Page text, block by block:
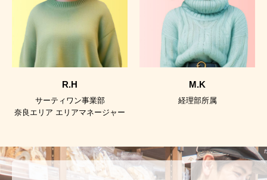
R.H
サーティワン事業部
奈良エリア エリアマネージャー
M.K
経理部所属